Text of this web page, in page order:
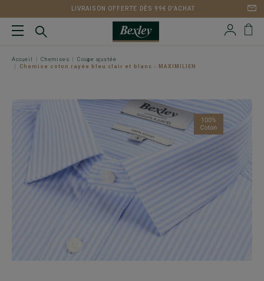
LIVRAISON OFFERTE DÈS 99€ D'ACHAT
Accueil Chemises
Coupe ajustée
Chemise coton rayée bleu clair et blanc - MAXIMILIEN